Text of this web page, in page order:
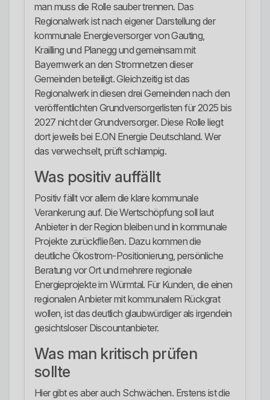
man muss die Rolle sauber trennen. Das
Regionalwerk ist nach eigener Darstellung der
kommunale Energieversorger von Gauting,
Krailling und Planegg und gemeinsam mit
Bayernwerk an den Stromnetzen dieser
Gemeinden beteiligt. Gleichzeitig ist das
Regionalwerk in diesen drei Gemeinden nach den
veröffentlichten Grundversorgerlisten für 2025 bis
2027 nicht der Grundversorger. Diese Rolle liegt
dort jeweils bei E.ON Energie Deutschland. Wer
das verwechselt, prüft schlampig.
Was positiv auffällt
Positiv fällt vor allem die klare kommunale
Verankerung auf. Die Wertschöpfung soll laut
Anbieter in der Region bleiben und in kommunale
Projekte zurückfließen. Dazu kommen die
deutliche Ökostrom-Positionierung, persönliche
Beratung vor Ort und mehrere regionale
Energieprojekte im Würmtal. Für Kunden, die einen
regionalen Anbieter mit kommunalem Rückgrat
wollen, ist das deutlich glaubwürdiger als irgendein
gesichtsloser Discountanbieter.
Was man kritisch prüfen
sollte
Hier gibt es aber auch Schwächen. Erstens ist die